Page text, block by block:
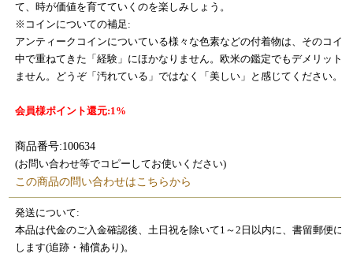
て、時が価値を育てていくのを楽しみしょう。
※コインについての補足:
アンティークコインについている様々な色素などの付着物は、そのコイ
中で重ねてきた「経験」にほかなりません。欧米の鑑定でもデメリット
ません。どうぞ「汚れている」ではなく「美しい」と感じてください。
会員様ポイント還元:1%
商品番号:100634
(お問い合わせ等でコピーしてお使いください)
この商品の問い合わせはこちらから
発送について:
本品は代金のご入金確認後、土日祝を除いて1～2日以内に、書留郵便に
します(追跡・補償あり)。